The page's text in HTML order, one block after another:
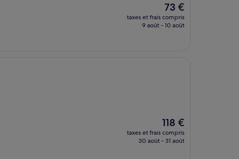
Le
nouveau
prix
73 €
taxes et frais compris
9 août - 10 août
Le
nouveau
prix
118 €
taxes et frais compris
30 août - 31 août